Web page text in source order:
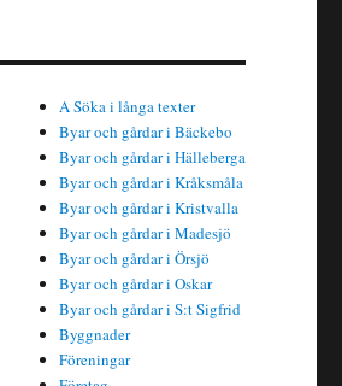
A Söka i långa texter
Byar och gårdar i Bäckebo
Byar och gårdar i Hälleberga
Byar och gårdar i Kråksmåla
Byar och gårdar i Kristvalla
Byar och gårdar i Madesjö
Byar och gårdar i Örsjö
Byar och gårdar i Oskar
Byar och gårdar i S:t Sigfrid
Byggnader
Föreningar